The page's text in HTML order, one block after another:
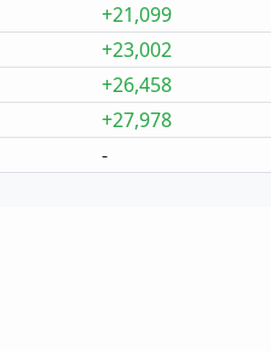
+21,099
+23,002
+26,458
+27,978
-